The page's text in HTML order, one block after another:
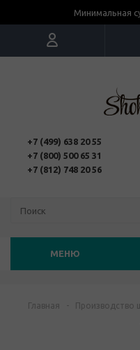
Минимальная
+7 (499) 638 20 55
+7 (800) 500 65 31
+7 (812) 748 20 56
МЕНЮ
Главная - Производство